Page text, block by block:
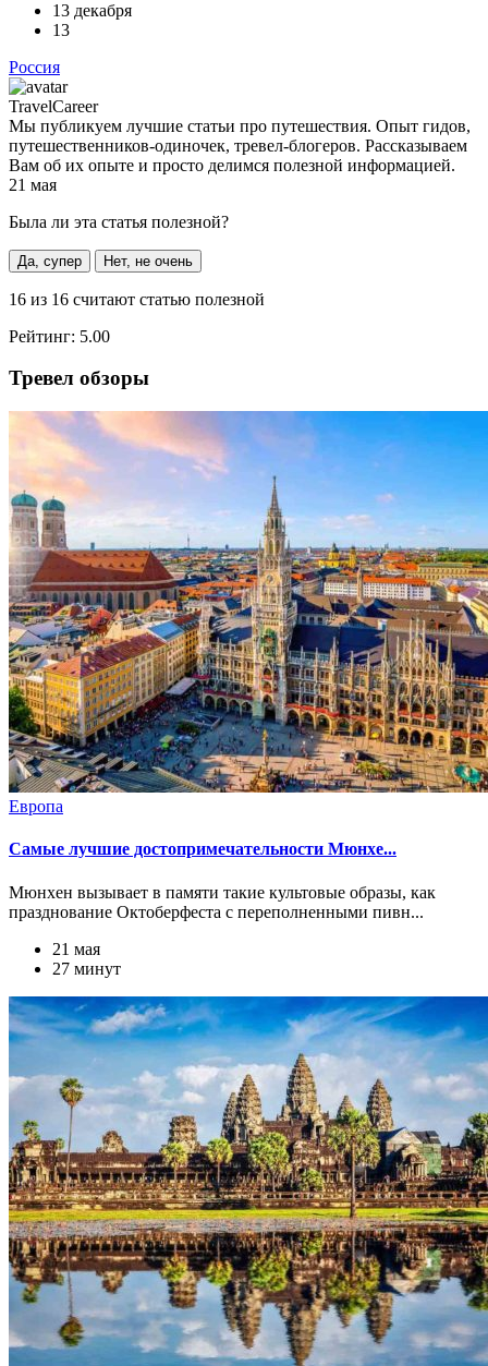
13 декабря
13
Россия
TravelCareer
Мы публикуем лучшие статьи про путешествия. Опыт гидов,
путешественников-одиночек, тревел-блогеров. Рассказываем
Вам об их опыте и просто делимся полезной информацией.
21 мая
Была ли эта статья полезной?
Да, супер Нет, не очень
16 из 16 считают статью полезной
Рейтинг: 5.00
Тревел обзоры
Европа
Самые лучшие достопримечательности Мюнхе...
Мюнхен вызывает в памяти такие культовые образы, как
празднование Октоберфеста с переполненными пивн...
21 мая
27 минут